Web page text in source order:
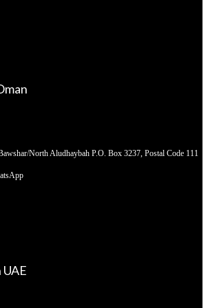
North Aludhaybah P.O. Box 3237, Postal Code 111